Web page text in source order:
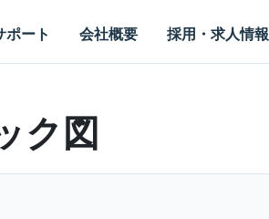
ポート 会社概要 採用・求人情報
ク図